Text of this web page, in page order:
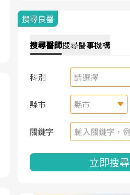
搜尋良醫
搜尋醫師搜尋醫事機構
科別 請選擇
縣市 縣市
關鍵字
立即搜尋